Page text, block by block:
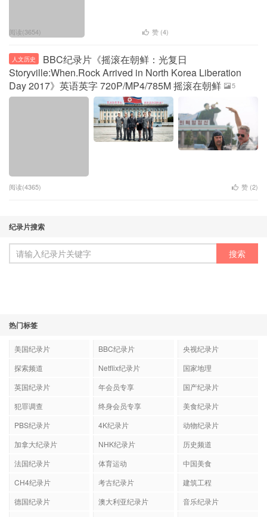
阅读(3654) 赞 (4)
人文历史
BBC纪录片《摇滚在朝鲜：光复日
Storyville:When.Rock Arrived in North Korea Liberation
Day 2017》英语英字 720P/MP4/785M 摇滚在朝鲜
5
阅读(4365) 赞 (2)
纪录片搜索
热门标签
美国纪录片 BBC纪录片
央视纪录片
探索频道
Netflix纪录片
国家地理
英国纪录片
年会员专享
国产纪录片
犯罪调查
终身会员专享
美食纪录片
PBS纪录片
4K纪录片
动物纪录片
加拿大纪录片
NHK纪录片
历史频道
法国纪录片
体育运动
中国美食
CH4纪录片
考古纪录片
建筑工程
德国纪录片
澳大利亚纪录片
音乐纪录片